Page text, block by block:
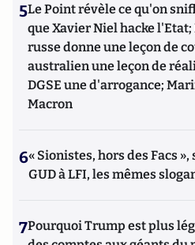
5Le Point révèle ce qu'on
que Xavier Niel hacke l'Etat;
russe donne une leçon de
australien une leçon de
DGSE une d'arrogance;
Macron
6« Sionistes, hors des Facs
GUD à LFI, les mêmes
7Pourquoi Trump est plus